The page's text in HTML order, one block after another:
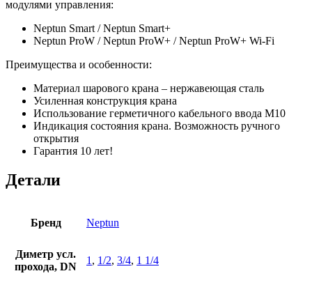
модулями управления:
Neptun Smart / Neptun Smart+
Neptun ProW / Neptun ProW+ / Neptun ProW+ Wi-Fi
Преимущества и особенности:
Материал шарового крана – нержавеющая сталь
Усиленная конструкция крана
Использование герметичного кабельного ввода M10
Индикация состояния крана. Возможность ручного
открытия
Гарантия 10 лет!
Детали
Бренд Neptun
Диметр усл.
прохода, DN
1 , 1/2, 3/4, 1 1/4